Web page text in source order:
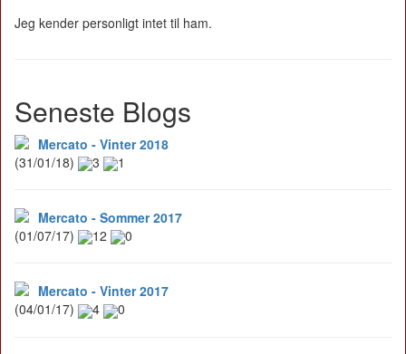
Jeg kender personligt intet til ham.
Seneste Blogs
Mercato - Vinter 2018
(31/01/18)
3 1
Mercato - Sommer 2017
(01/07/17)
12 0
Mercato - Vinter 2017
(04/01/17)
4 0